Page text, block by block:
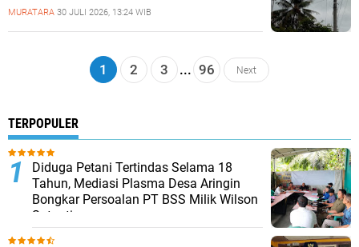
MURATARA 30 JULI 2026, 13:24 WIB
1 2 3 ... 96 Next
TERPOPULER
Diduga Petani Tertindas Selama 18
Tahun, Mediasi Plasma Desa Aringin
Bongkar Persoalan PT BSS Milik Wilson
Sutantio